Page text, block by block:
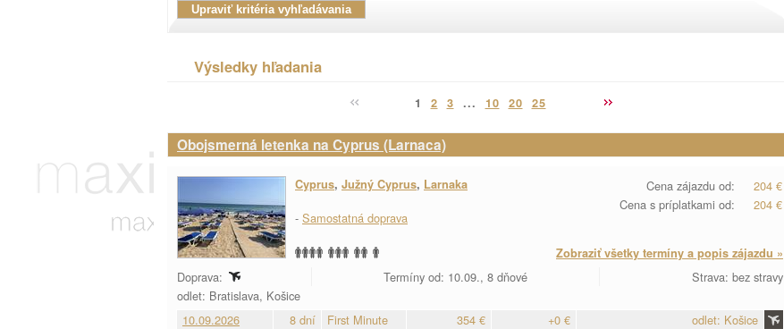
Výsledky hľadania
1 2 3 ... 10 20 25
Obojsmerná letenka na Cyprus (Larnaca)
Cena zájazdu od:
204 €
Cena s príplatkami od:
204 €
Cyprus, Južný Cyprus, Larnaka
- Samostatná doprava
Zobraziť všetky termíny a popis zájazdu »
Doprava: Termíny od: 10.09., 8 dňové
Strava: bez stravy
odlet: Bratislava, Košice
10.09.2026
8 dní First Minute 354 € +0 €
odlet: Košice